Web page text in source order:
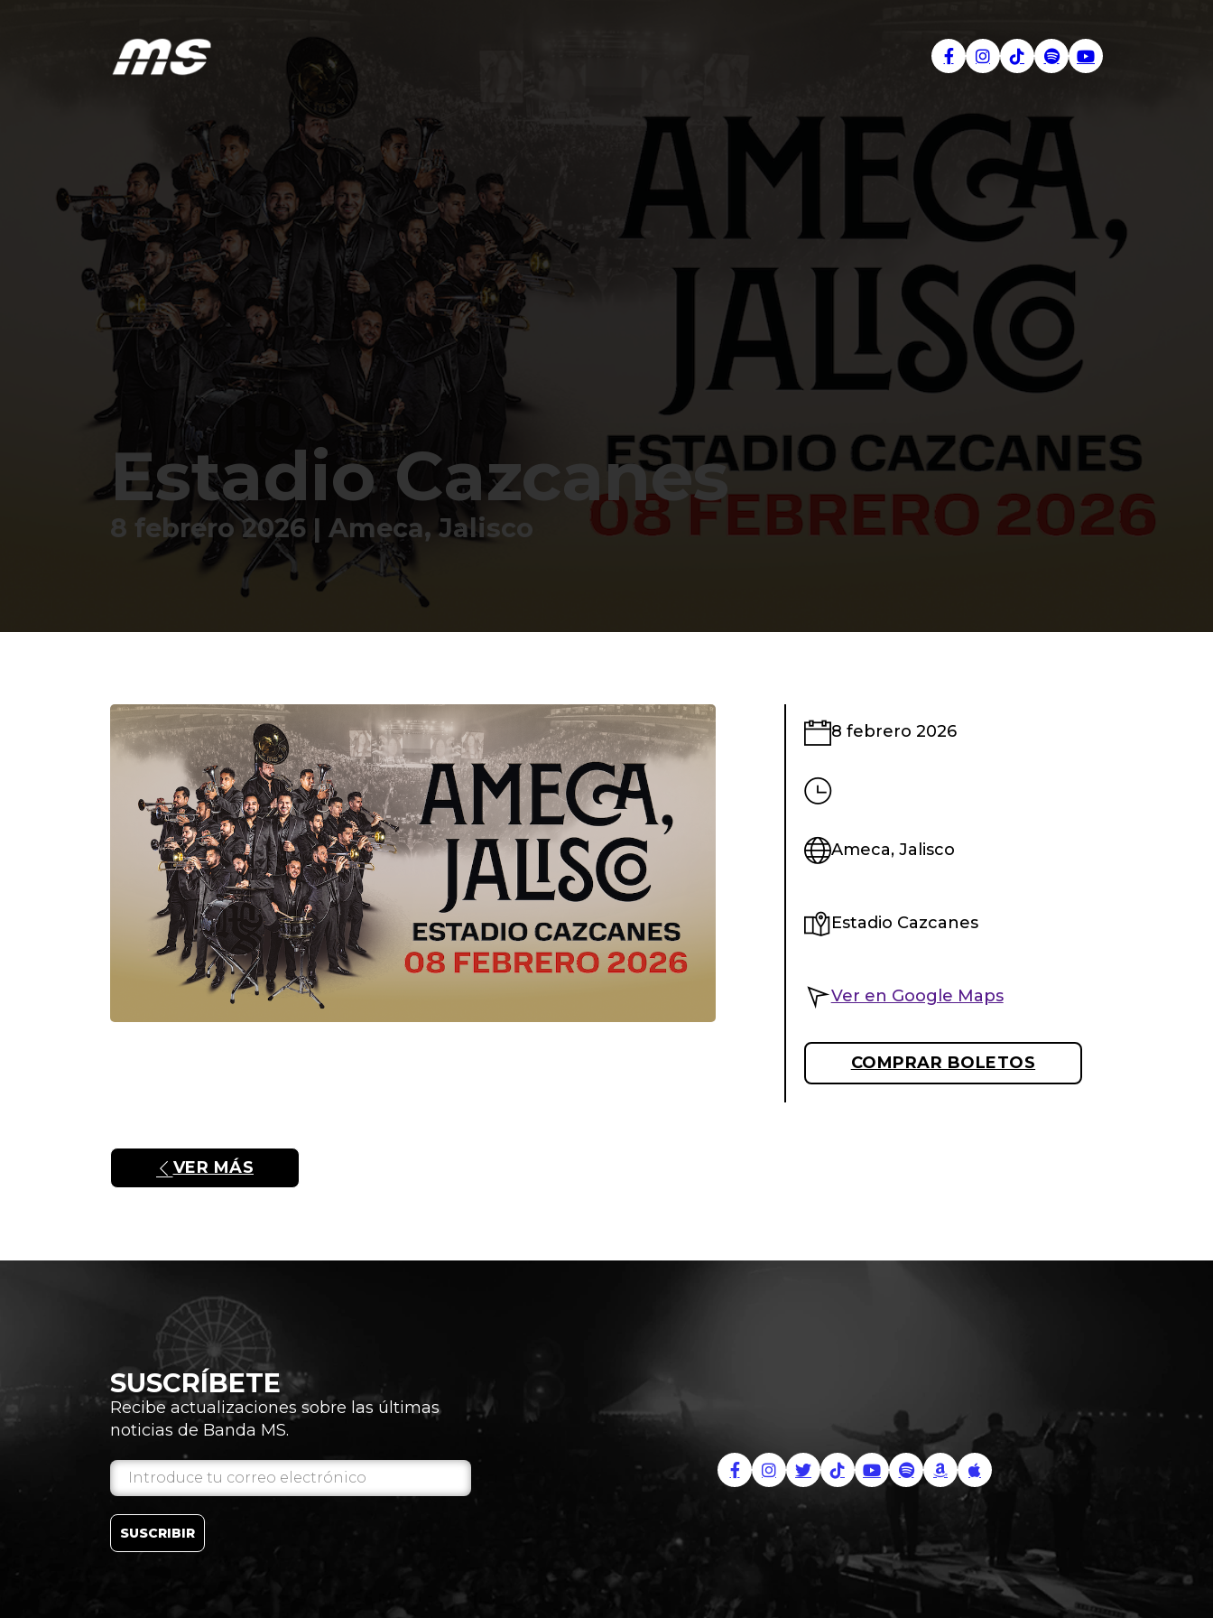
Estadio Cazcanes
8 febrero 2026 | Ameca, Jalisco
8 febrero 2026
Ameca, Jalisco
Estadio Cazcanes
Ver en Google Maps
COMPRAR BOLETOS
VER MÁS
SUSCRÍBETE
Recibe actualizaciones sobre las últimas
noticias de Banda MS.
SUSCRIBIR